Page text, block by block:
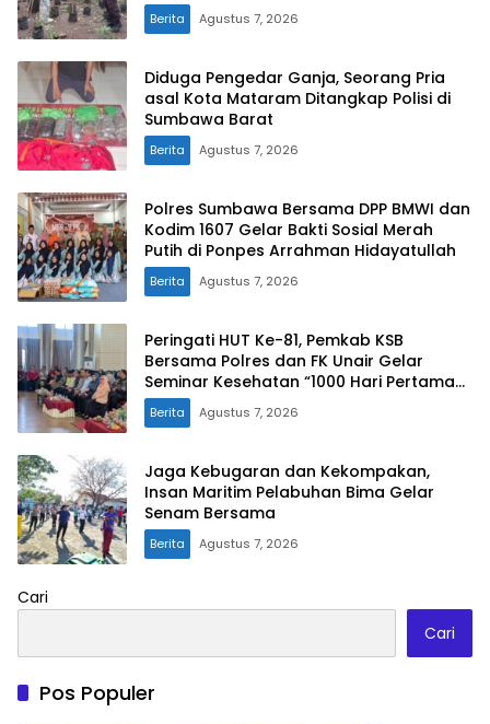
Berita Agustus 7, 2026
Diduga Pengedar Ganja, Seorang Pria
asal Kota Mataram Ditangkap Polisi di
Sumbawa Barat
Berita Agustus 7, 2026
Polres Sumbawa Bersama DPP BMWI dan
Kodim 1607 Gelar Bakti Sosial Merah
Putih di Ponpes Arrahman Hidayatullah
Berita Agustus 7, 2026
Peringati HUT Ke-81, Pemkab KSB
Bersama Polres dan FK Unair Gelar
Seminar Kesehatan “1000 Hari Pertama
Kehidupan”
Berita Agustus 7, 2026
Jaga Kebugaran dan Kekompakan,
Insan Maritim Pelabuhan Bima Gelar
Senam Bersama
Berita Agustus 7, 2026
Cari
Cari
Pos Populer